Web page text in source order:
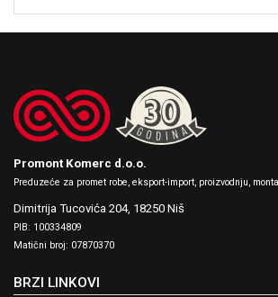
Promont Komerc d.o.o.
Preduzeće za promet robe, eksport-import, proizvodnju,
Dimitrija Tucovića 204, 18250 Niš
PIB: 100334809
Matični broj: 07870370
BRZI LINKOVI